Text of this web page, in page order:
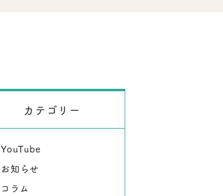
カテゴリー
YouTube
お知らせ
コラム